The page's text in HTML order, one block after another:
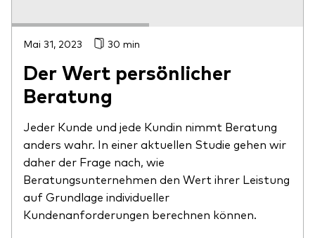
Mai 31, 2023 30 min
Der Wert persönlicher
Beratung
Jeder Kunde und jede Kundin nimmt Beratung
anders wahr. In einer aktuellen Studie gehen wir
daher der Frage nach, wie
Beratungsunternehmen den Wert ihrer Leistung
auf Grundlage individueller
Kundenanforderungen berechnen können.